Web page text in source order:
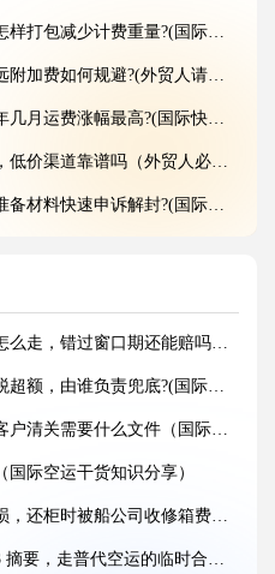
计费重量?(国际快递干货知识分享)
费如何规避?(外贸人请注意)
涨幅最高?(国际快递干货知识分享)
渠道靠谱吗（外贸人必看篇）
申诉解封?(国际快递干货知识分享)
海关扣留吗?(国际快递干货知识分享)
来什么麻烦?(国际快递干货知识分享)
款比例是多少（外贸人请注意）
罚款与滞留后果?(外贸人请注意)
扣关概率?(国际快递干货知识分享)
处理（国际空运干货知识分享）
置?（不清楚的外贸人看过来）
口期还能赔吗（不清楚的外贸人看过来）
负责兜底?(国际空运干货知识分享)
什么文件（国际海运干货知识分享）
际空运干货知识分享）
收修箱费合理吗（国际海运干货知识分享）
时合规备案材料清单(国际空运干货知识分享)